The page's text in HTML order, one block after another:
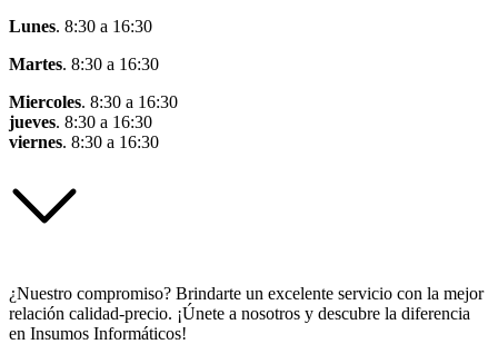
Lunes. 8:30 a 16:30
Martes. 8:30 a 16:30
Miercoles. 8:30 a 16:30
jueves. 8:30 a 16:30
viernes. 8:30 a 16:30
¿Nuestro compromiso? Brindarte un excelente servicio con la mejor
relación calidad-precio. ¡Únete a nosotros y descubre la diferencia
en Insumos Informáticos!